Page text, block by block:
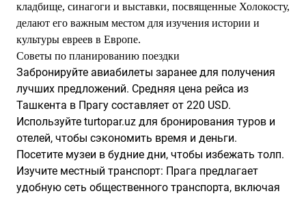
кладбище, синагоги и выставки, посвященные Холокосту,
делают его важным местом для изучения истории и
культуры евреев в Европе.
Советы по планированию поездки
Забронируйте авиабилеты заранее для получения
лучших предложений. Средняя цена рейса из
Ташкента в Прагу составляет от 220 USD.
Используйте turtopar.uz для бронирования туров и
отелей, чтобы сэкономить время и деньги.
Посетите музеи в будние дни, чтобы избежать толп.
Изучите местный транспорт: Прага предлагает
удобную сеть общественного транспорта, включая